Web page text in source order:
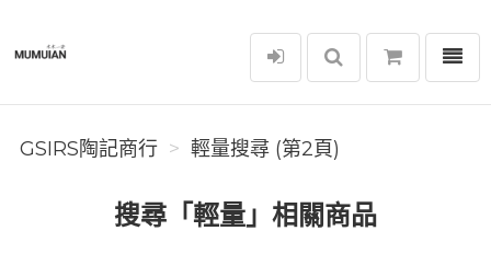
GSIRS陶記商行
選單
GSIRS陶記商行 輕量搜尋 (第2頁)
搜尋「輕量」相關商品